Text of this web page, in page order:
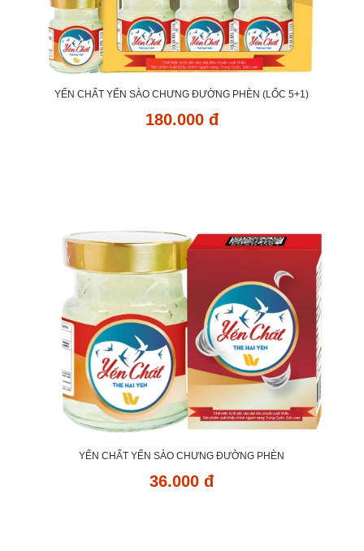
YẾN CHẤT YẾN SÀO CHƯNG ĐƯỜNG PHÈN (LỐC 5+1)
180.000 đ
YẾN CHẤT YẾN SÀO CHƯNG ĐƯỜNG PHÈN
36.000 đ